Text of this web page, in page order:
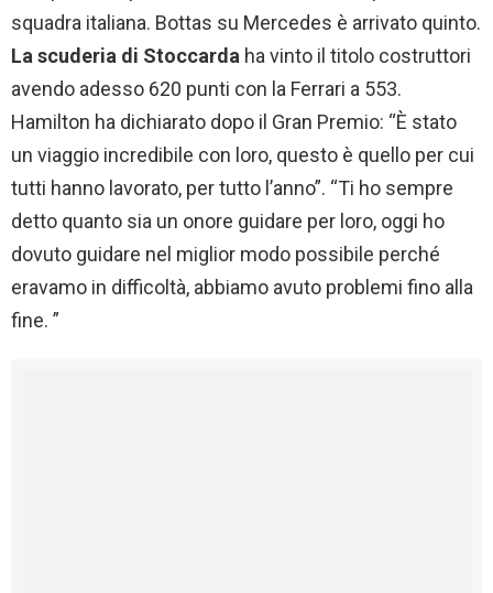
squadra italiana. Bottas su Mercedes è arrivato quinto.
La scuderia di Stoccarda ha vinto il titolo costruttori
avendo adesso 620 punti con la Ferrari a 553.
Hamilton ha dichiarato dopo il Gran Premio: “È stato
un viaggio incredibile con loro, questo è quello per cui
tutti hanno lavorato, per tutto l’anno”. “Ti ho sempre
detto quanto sia un onore guidare per loro, oggi ho
dovuto guidare nel miglior modo possibile perché
eravamo in difficoltà, abbiamo avuto problemi fino alla
fine. ”